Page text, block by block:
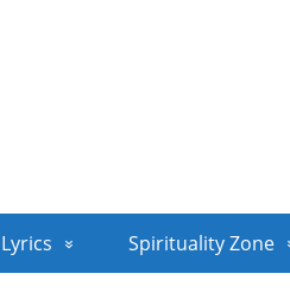
Lyrics Spirituality Zone